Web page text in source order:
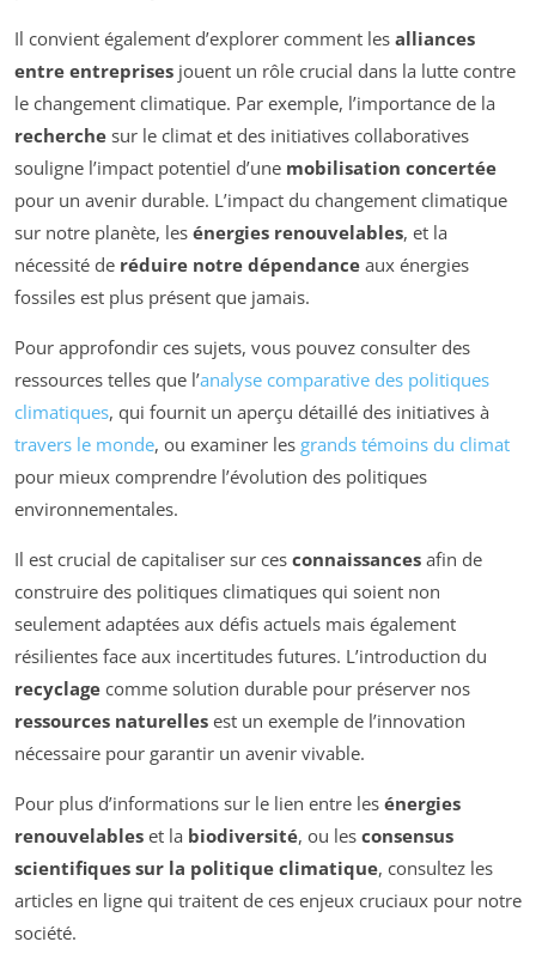
Il convient également d’explorer comment les alliances
entre entreprises jouent un rôle crucial dans la lutte contre
le changement climatique. Par exemple, l’importance de la
recherche sur le climat et des initiatives collaboratives
souligne l’impact potentiel d’une mobilisation concertée
pour un avenir durable. L’impact du changement climatique
sur notre planète, les énergies renouvelables, et la
nécessité de réduire notre dépendance aux énergies
fossiles est plus présent que jamais.
Pour approfondir ces sujets, vous pouvez consulter des
ressources telles que l’analyse comparative des politiques
climatiques, qui fournit un aperçu détaillé des initiatives à
travers le monde, ou examiner les grands témoins du climat
pour mieux comprendre l’évolution des politiques
environnementales.
Il est crucial de capitaliser sur ces connaissances afin de
construire des politiques climatiques qui soient non
seulement adaptées aux défis actuels mais également
résilientes face aux incertitudes futures. L’introduction du
recyclage comme solution durable pour préserver nos
ressources naturelles est un exemple de l’innovation
nécessaire pour garantir un avenir vivable.
Pour plus d’informations sur le lien entre les énergies
renouvelables et la biodiversité, ou les consensus
scientifiques sur la politique climatique, consultez les
articles en ligne qui traitent de ces enjeux cruciaux pour notre
société.